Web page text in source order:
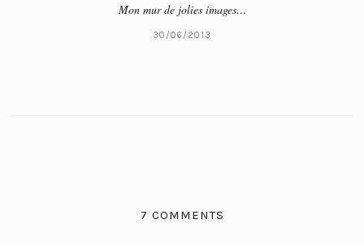
Mon mur de jolies images…
30/06/2013
7 COMMENTS